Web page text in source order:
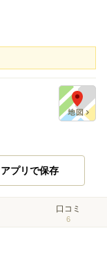
アプリで保存
口コミ
6